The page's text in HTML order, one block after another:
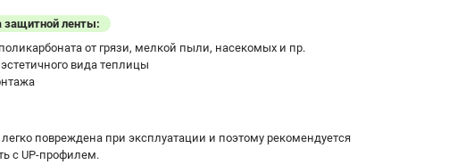
ленты:
от грязи, мелкой пыли, насекомых и пр.
вида теплицы
повреждена при эксплуатации и поэтому рекомендуется
с UP-профилем.